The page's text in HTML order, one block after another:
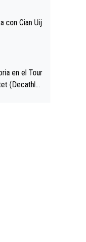
calzador e
el tour.
Uij
en el Tour
(Decathlo